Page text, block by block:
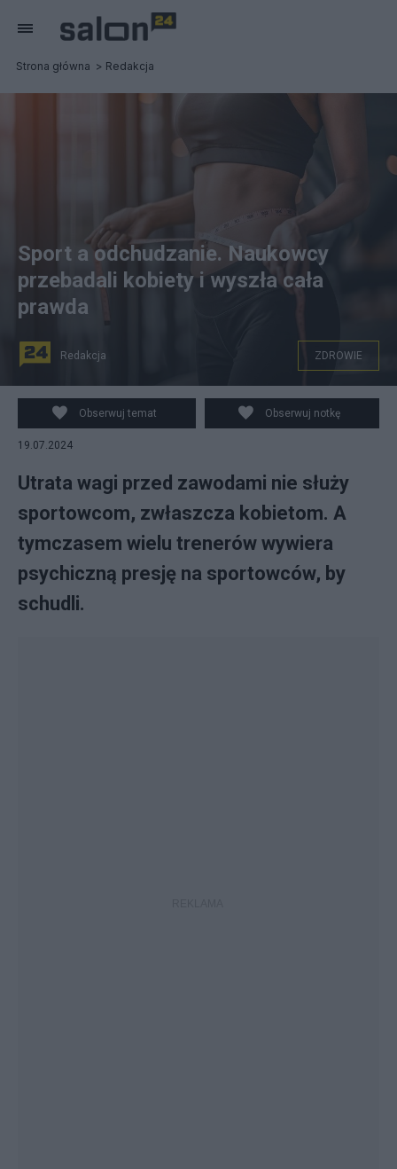
Strona główna Redakcja
fot. Pixabay
Sport a odchudzanie. Naukowcy
przebadali kobiety i wyszła cała
prawda
Redakcja ZDROWIE
Obserwuj temat Obserwuj notkę
19.07.2024
Utrata wagi przed zawodami nie służy
sportowcom, zwłaszcza kobietom. A
tymczasem wielu trenerów wywiera
psychiczną presję na sportowców, by
schudli.